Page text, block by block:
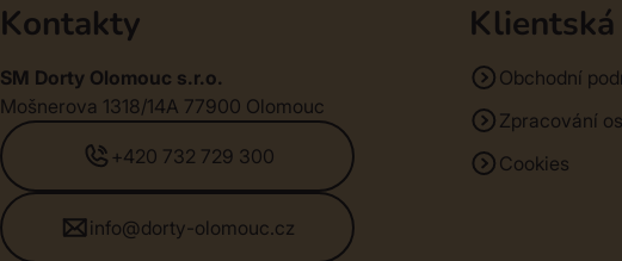
Kontakty
SM Dorty Olomouc s.r.o.
Mošnerova 1318/14A 77900 Olomouc
+420 732 729 300
info@dorty-olomouc.cz
Klientská
Obchodní
Zpracování
Cookies